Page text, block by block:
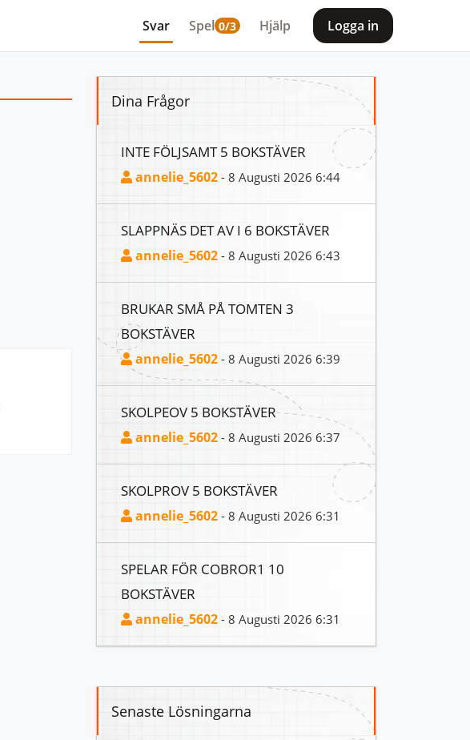
Svar Spel 0/3 Hjälp Logga in
Dina Frågor
INTE FÖLJSAMT 5 BOKSTÄVER
annelie_5602 - 8 Augusti 2026 6:44
SLAPPNÄS DET AV I 6 BOKSTÄVER
annelie_5602 - 8 Augusti 2026 6:43
BRUKAR SMÅ PÅ TOMTEN 3
BOKSTÄVER
annelie_5602 - 8 Augusti 2026 6:39
SKOLPEOV 5 BOKSTÄVER
annelie_5602 - 8 Augusti 2026 6:37
SKOLPROV 5 BOKSTÄVER
annelie_5602 - 8 Augusti 2026 6:31
SPELAR FÖR COBROR1 10
BOKSTÄVER
annelie_5602 - 8 Augusti 2026 6:31
Senaste Lösningarna